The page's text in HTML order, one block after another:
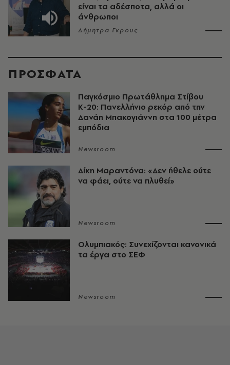
είναι τα αδέσποτα, αλλά οι
άνθρωποι
Δήμητρα Γκρους
ΠΡΟΣΦΑΤΑ
Παγκόσμιο Πρωτάθλημα Στίβου
Κ-20: Πανελλήνιο ρεκόρ από την
Δανάη Μπακογιάννη στα 100 μέτρα
εμπόδια
Newsroom
Δίκη Μαραντόνα: «Δεν ήθελε ούτε
να φάει, ούτε να πλυθεί»
Newsroom
Ολυμπιακός: Συνεχίζονται κανονικά
τα έργα στο ΣΕΦ
Newsroom